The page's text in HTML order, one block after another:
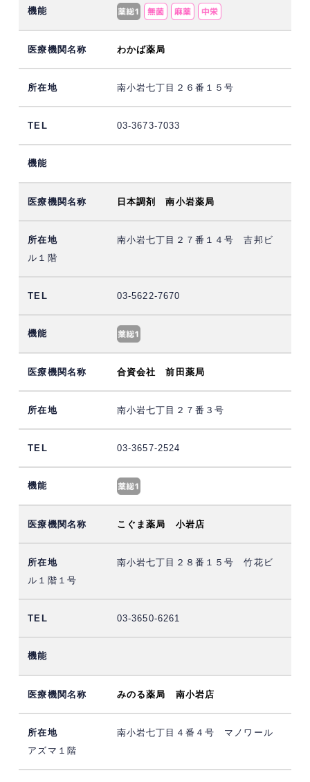
わかば薬局
南小岩七丁目２６番１５号
03-3673-7033
日本調剤 南小岩薬局
南小岩七丁目２７番１４号 吉邦ビ
ル１階
03-5622-7670
合資会社 前田薬局
南小岩七丁目２７番３号
03-3657-2524
こぐま薬局 小岩店
南小岩七丁目２８番１５号 竹花ビ
ル１階１号
03-3650-6261
みのる薬局 南小岩店
南小岩七丁目４番４号 マノワール
アズマ１階